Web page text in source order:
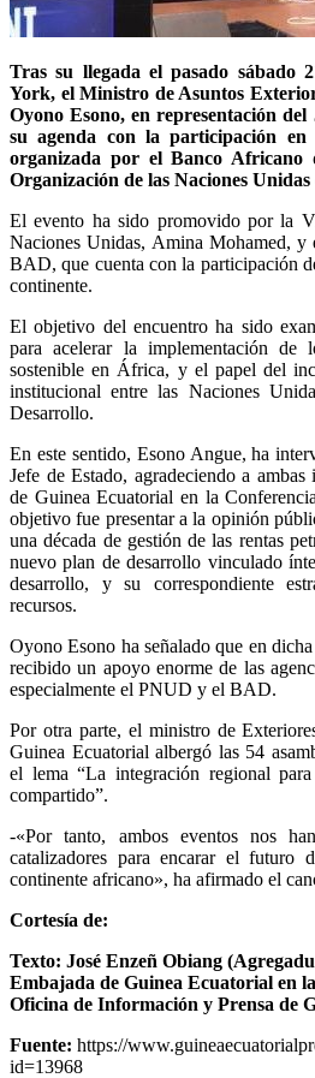
Tras su llegada el pasado sábado
York, el Ministro de Asuntos
Oyono Esono, en representación
su agenda con la participación
organizada por el Banco
Organización de las Naciones
El evento ha sido promovido por la
Naciones Unidas, Amina Mohamed, y
BAD, que cuenta con la participación
continente.
El objetivo del encuentro ha sido
para acelerar la implementación de
sostenible en África, y el papel del
institucional entre las Naciones
Desarrollo.
En este sentido, Esono Angue, ha
Jefe de Estado, agradeciendo a
de Guinea Ecuatorial en la
objetivo fue presentar a la opinión
una década de gestión de las rentas
nuevo plan de desarrollo vinculado
desarrollo, y su correspondiente
recursos.
Oyono Esono ha señalado que en
recibido un apoyo enorme de las
especialmente el PNUD y el BAD.
Por otra parte, el ministro de
Guinea Ecuatorial albergó las 54
el lema “La integración regional
compartido”.
-«Por tanto, ambos eventos nos
catalizadores para encarar el futuro
continente africano», ha afirmado el
Cortesía de:
Texto: José Enzeñ Obiang
Embajada de Guinea Ecuatorial en
Oficina de Información y Prensa de
Fuente: https://
id=13968